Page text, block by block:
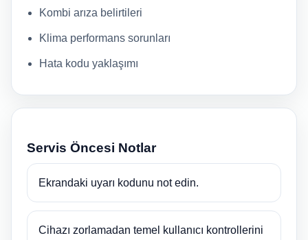
Kombi arıza belirtileri
Klima performans sorunları
Hata kodu yaklaşımı
Servis Öncesi Notlar
Ekrandaki uyarı kodunu not edin.
Cihazı zorlamadan temel kullanıcı kontrollerini